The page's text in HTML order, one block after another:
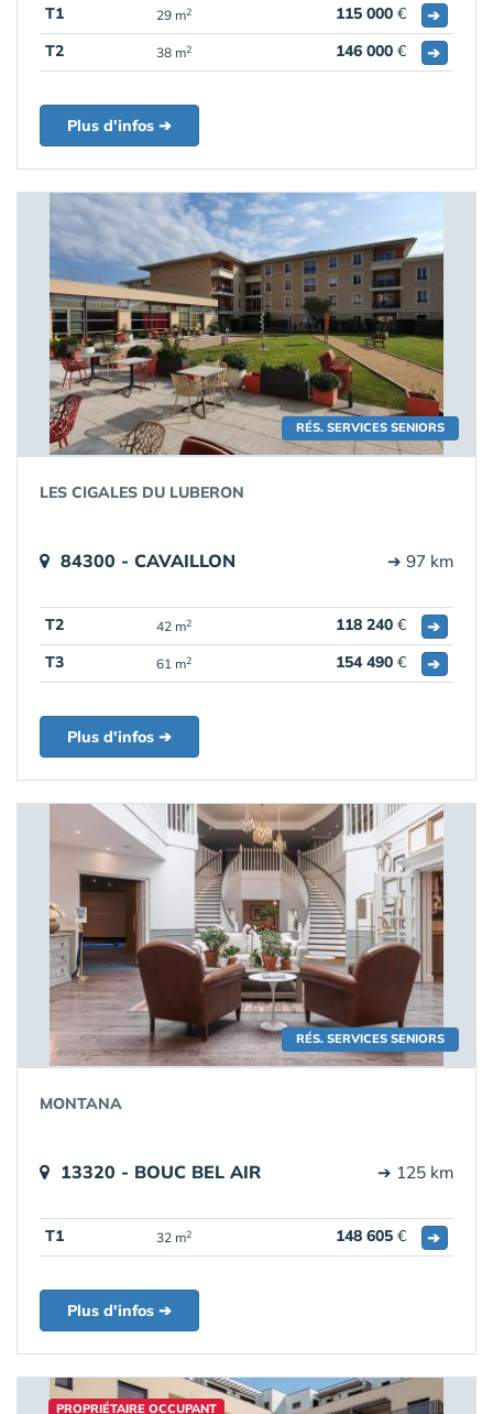
T1 29 m2 115 000 €
➔
T2
38 m2 146 000 € ➔
Plus d'infos ➔
RÉS. SERVICES SENIORS
LES CIGALES DU LUBERON
84300 - CAVAILLON ➔ 97 km
T2 42 m2 118 240 €
➔
T3
61 m2 154 490 € ➔
Plus d'infos ➔
RÉS. SERVICES SENIORS
MONTANA
13320 - BOUC BEL AIR ➔ 125 km
T1 32 m2 148 605 € ➔
Plus d'infos ➔
PROPRIÉTAIRE OCCUPANT